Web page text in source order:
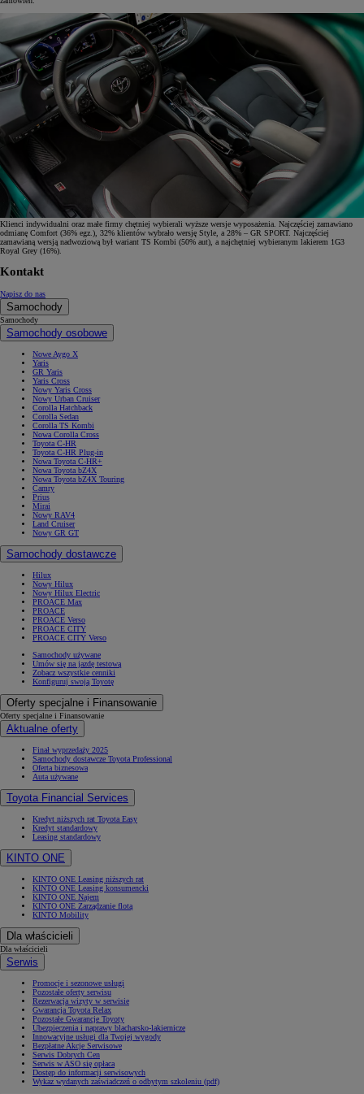
Klienci indywidualni oraz małe firmy chętniej wybierali wyższe wersje wyposażenia. Najczęściej zamawiano
odmianę Comfort (36% egz.), 32% klientów wybrało wersję Style, a 28% – GR SPORT. Najczęściej
zamawianą wersją nadwoziową był wariant TS Kombi (50% aut), a najchętniej wybieranym lakierem 1G3
Royal Grey (16%).
Kontakt
Napisz do nas
Samochody
Samochody
Samochody osobowe
Nowe Aygo X
Yaris
GR Yaris
Yaris Cross
Nowy Yaris Cross
Nowy Urban Cruiser
Corolla Hatchback
Corolla Sedan
Corolla TS Kombi
Nowa Corolla Cross
Toyota C-HR
Toyota C-HR Plug-in
Nowa Toyota C-HR+
Nowa Toyota bZ4X
Nowa Toyota bZ4X Touring
Camry
Prius
Mirai
Nowy RAV4
Land Cruiser
Nowy GR GT
Samochody dostawcze
Hilux
Nowy Hilux
Nowy Hilux Electric
PROACE Max
PROACE
PROACE Verso
PROACE CITY
PROACE CITY Verso
Samochody używane
Umów się na jazdę testową
Zobacz wszystkie cenniki
Konfiguruj swoją Toyotę
Oferty specjalne i Finansowanie
Oferty specjalne i Finansowanie
Aktualne oferty
Finał wyprzedaży 2025
Samochody dostawcze Toyota Professional
Oferta biznesowa
Auta używane
Toyota Financial Services
Kredyt niższych rat Toyota Easy
Kredyt standardowy
Leasing standardowy
KINTO ONE
KINTO ONE Leasing niższych rat
KINTO ONE Leasing konsumencki
KINTO ONE Najem
KINTO ONE Zarządzanie flotą
KINTO Mobility
Dla właścicieli
Dla właścicieli
Serwis
Promocje i sezonowe usługi
Pozostałe oferty serwisu
Rezerwacja wizyty w serwisie
Gwarancja Toyota Relax
Pozostałe Gwarancje Toyoty
Ubezpieczenia i naprawy blacharsko-lakiernicze
Innowacyjne usługi dla Twojej wygody
Bezpłatne Akcje Serwisowe
Serwis Dobrych Cen
Serwis w ASO się opłaca
Dostęp do informacji serwisowych
Wykaz wydanych zaświadczeń o odbytym szkoleniu (pdf)